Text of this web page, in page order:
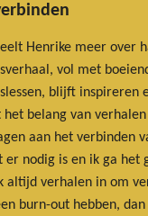
Henrike meer over
vol met
blijft inspireren
het belang van
aan het verbinden
er nodig is en ik ga het
altijd verhalen in om
burn-out hebben,